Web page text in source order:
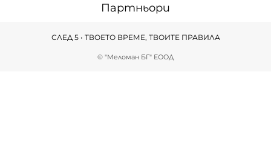
Партньори
© "Меломан БГ" ЕООД
СЛЕД 5 • ТВОЕТО ВРЕМЕ, ТВОИТЕ ПРАВИЛА